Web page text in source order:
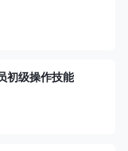
初级操作技能